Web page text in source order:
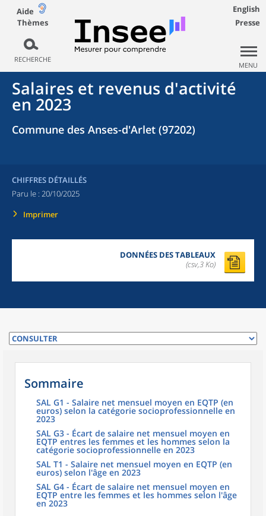
Aide
Thèmes
RECHERCHE
English
Presse
MENU
Salaires et revenus d'activité
en 2023
Commune des Anses-d'Arlet (97202)
CHIFFRES DÉTAILLÉS
Paru le : 20/10/2025
Imprimer
DONNÉES DES TABLEAUX
(csv,3 Ko)
Sommaire
SAL G1 - Salaire net mensuel moyen en EQTP (en
euros) selon la catégorie socioprofessionnelle en
2023
SAL G3 - Écart de salaire net mensuel moyen en
EQTP entres les femmes et les hommes selon la
catégorie socioprofessionnelle en 2023
SAL T1 - Salaire net mensuel moyen en EQTP (en
euros) selon l'âge en 2023
SAL G4 - Écart de salaire net mensuel moyen en
EQTP entre les femmes et les hommes selon l'âge
en 2023